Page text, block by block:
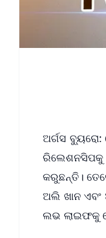
ଅର୍ଗସ
ରିଲେଶନସିପକୁ
କରୁଛନ୍ତି।
ଅଲି ଖାନ
ଲଭ ଲାଇଫକୁ